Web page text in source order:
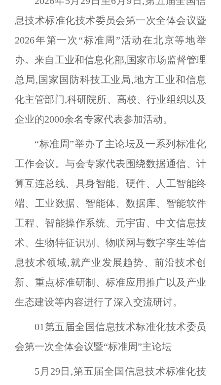
息技术标准化技术委员会第一次全体会议暨
2026年第一次 “标准周 ”活动在北京等地举
办。来自工业和信息化部,国家市场监督管理
总局,国家国防科技工业局,地方工业和信息
化主管部门,科研院所、高校、行业组织以及
企业的2000余名专家代表参加活动。
“标准周”举办了主论坛及一系列标准化
工作会议。与会专家代表围绕数据通信、计
算互连总线、具身智能、硬件、人工智能终
端、工业数据、智能体、数据库、智能软件
工程、智能操作系统、元宇宙、中文信息技
术、生物特征识别、物联网与数字孪生等信
息技术领域,就产业发展趋势、前沿技术创
新、重点标准研制、标准应用推广以及产业
生态建设等内容进行了深入交流研讨。
01 第五届全国信息技术标准化技术委员
会第一次全体会议暨“标准周”主论坛
5 月 29日,第五届全国信息技术标准化技